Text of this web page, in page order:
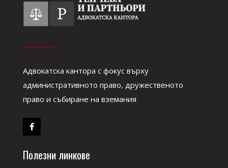
Адвокатска кантора с фокус върху
административното право, дружественото
право и събиране на вземания
Полезни линкове